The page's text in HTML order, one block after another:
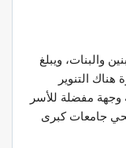
والبنات، ويبلغ
هناك التنوير
وجهة مفضلة للأسر
جامعات كبرى